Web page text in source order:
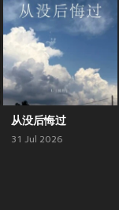
从没后悔过
31 Jul 2026